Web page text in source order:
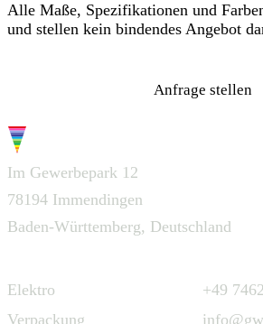
Alle Maße, Spezifikationen und
und stellen kein bindendes Angebot
Anfrage stellen
Im Gewerbepark 12
78194 Immendingen
Baden-Württemberg, Deutschland
Elektro
Verpackung
+49